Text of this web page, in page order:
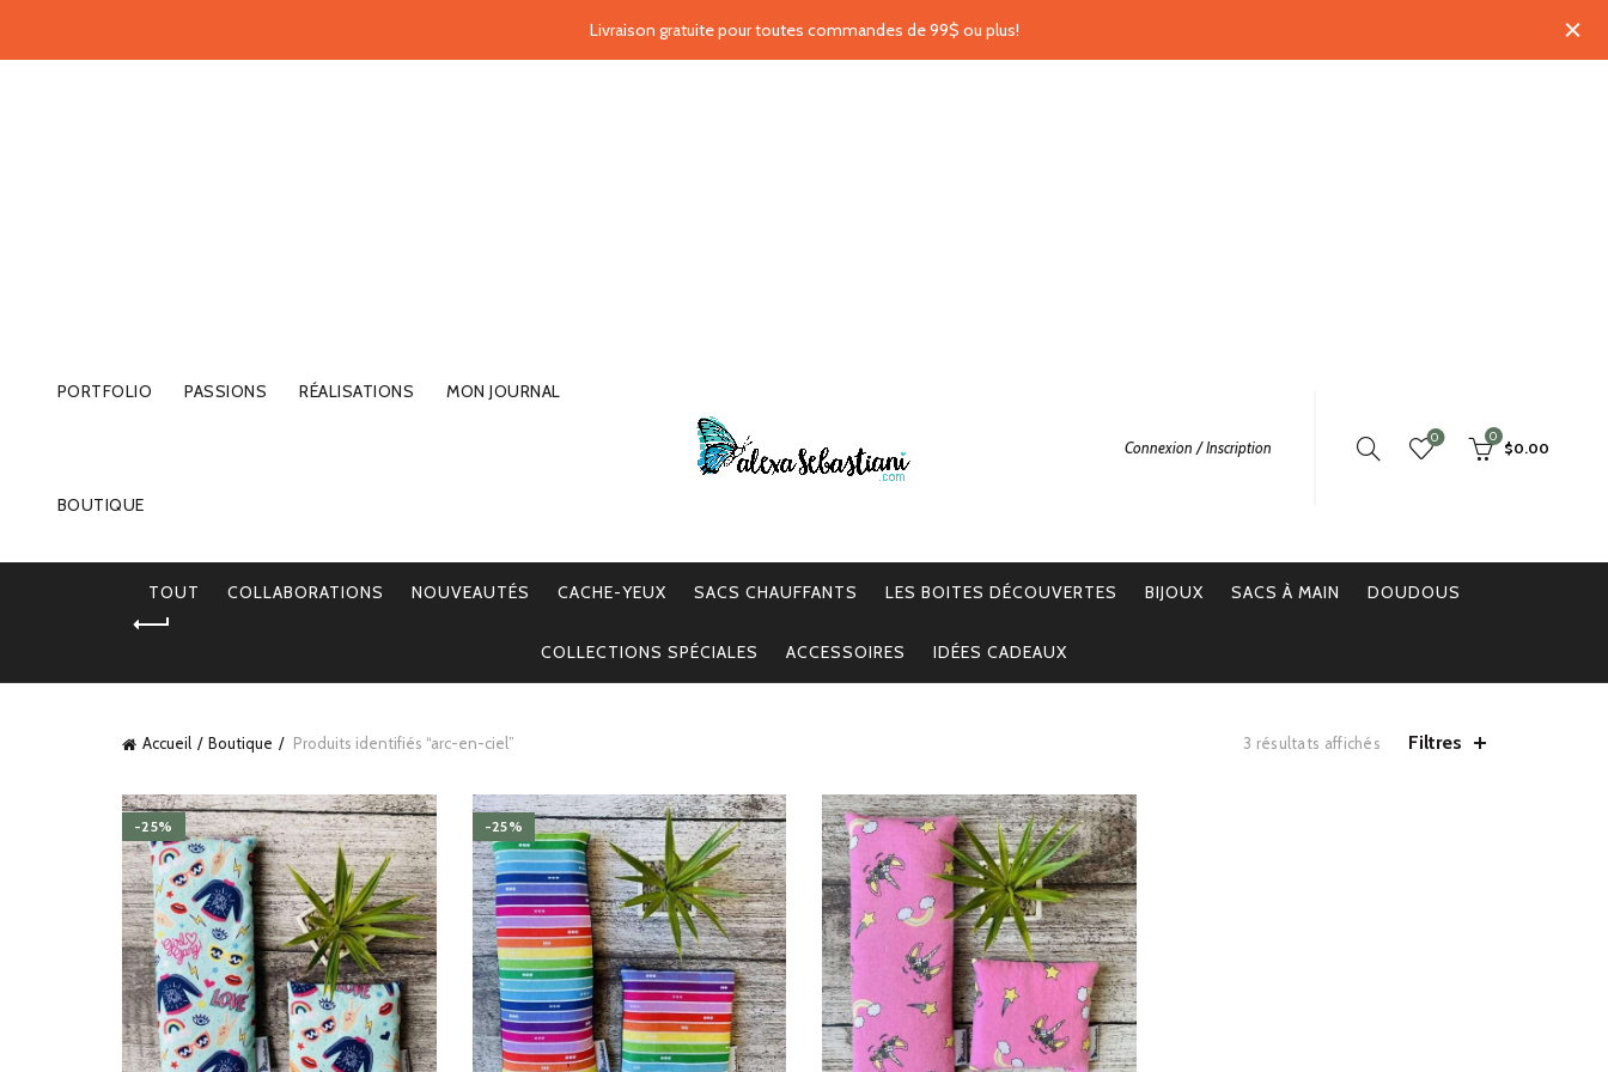
PORTFOLIO PASSIONS RÉALISATIONS MON JOURNAL
BOUTIQUE
Connexion / Inscription
0 0
$0.00
TOUT COLLABORATIONS NOUVEAUTÉS CACHE-YEUX SACS CHAUFFANTS LES BOITES DÉCOUVERTES BIJOUX SACS À MAIN DOUDOUS
COLLECTIONS SPÉCIALES ACCESSOIRES IDÉES CADEAUX
Accueil Boutique Produits identifiés “arc-en-ciel” 3 résultats affichés Filtres
-25% -25%
Livraison gratuite pour toutes commandes de 99$ ou plus!